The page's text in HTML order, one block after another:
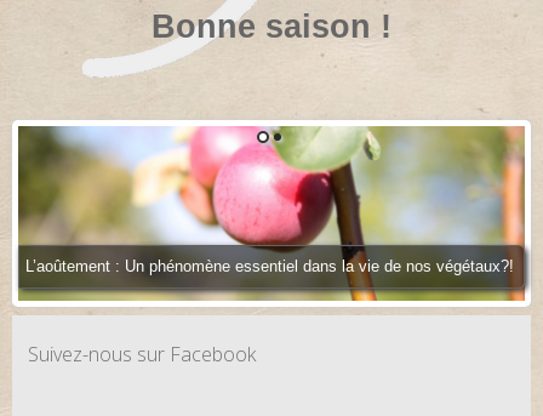
Bonne saison !
L’aoûtement : Un phénomène essentiel dans la vie de nos végétaux?!
Suivez-nous sur Facebook